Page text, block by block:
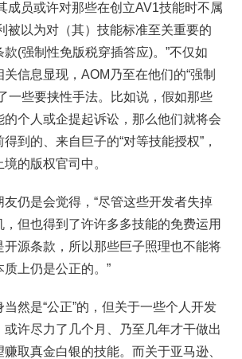
成员或许对那些在创立AV1技能时不属
被以为对（其）技能标准至关重要的
(强制性免版税穿插答应)。”不仅如
信息显现，AOM乃至在他们的“强制
一些要挟性手法。比如说，假如那些
的个人或企提起诉讼，那么他们就将会
到的、来自巨子的“对等技能授权”，
的版权官司中。
仍是会觉得，“尽管这些开发者失掉
，但也得到了许许多多技能的免费运用
开源条款，所以那些巨子照理也不能将
上仍是公正的。”
然是“公正”的，但关于一些个人开发
或许尽力了几个月、乃至几年才干做出
取真金白银的技能。而关于亚马逊、